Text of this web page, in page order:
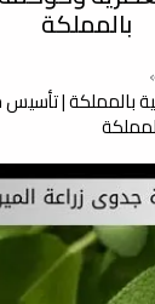
بالمملكة
بالمملكة | تأسيس